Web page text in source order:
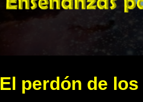
El perdón de